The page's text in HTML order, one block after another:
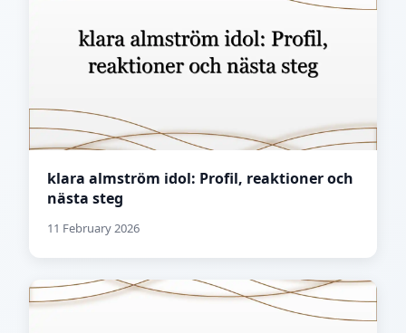
klara almström idol: Profil, reaktioner och
nästa steg
11 February 2026